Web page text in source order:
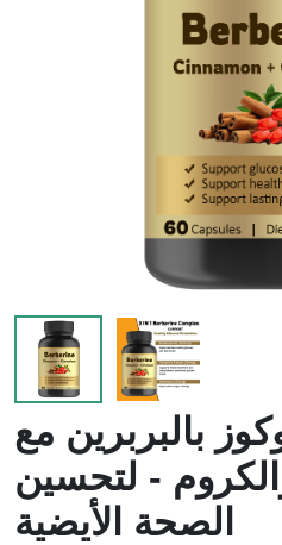
بالبربرين مع
- لتحسين
الصحة الأيضية